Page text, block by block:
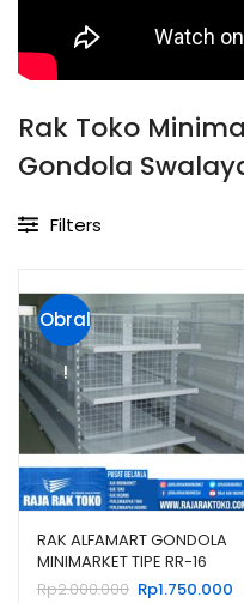
Rak Toko
Gondola
Filters
Obral
!
RAK ALFAMART GONDOLA
MINIMARKET TIPE RR-16
RAJA RAK
Rp2.000.000 Harga
Rp1.750.000